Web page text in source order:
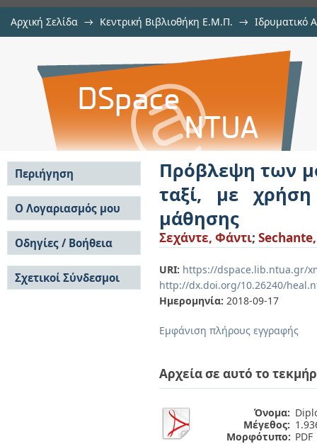
Αρχική Σελίδα → Κεντρική Βιβλιοθήκη Ε.Μ.Π. → Ιδρυματικό
Πρόβλεψη των μοτίβων
μεγάλων δεδομένων και
Πρόβλεψη των
ταξί, με
μάθησης
Σεχάντε, Φάντι;
URI: https://dspace.lib.ntua.gr/
http://dx.doi.org/10.26240/
Ημερομηνία: 2018-09-17
Εμφάνιση πλήρους εγγραφής
Αρχεία σε αυτό το
Όνομα:
Μέγεθος:
Μορφότυπο: PDF
Περιήγηση
Σε όλο το DSpace
Κοινότητες & Συλλογές
Ανά Ημερομηνία
Έκδοσης
Συγγραφείς
Τίτλοι
Θέματα
Ο Λογαριασμός μου
Σύνδεση
Εγγραφή
Οδηγίες / Βοήθεια
Οδηγίες Υποβολής
Οδηγίες Χρήσης ΙΑ
Συχνές Ερωτήσεις
Σχετικοί Σύνδεσμοι